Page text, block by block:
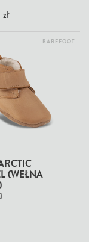
BAREFOOT
(WEŁNA